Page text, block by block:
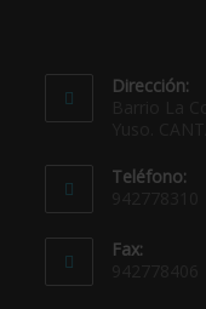
Dirección:
Teléfono:
Fax: